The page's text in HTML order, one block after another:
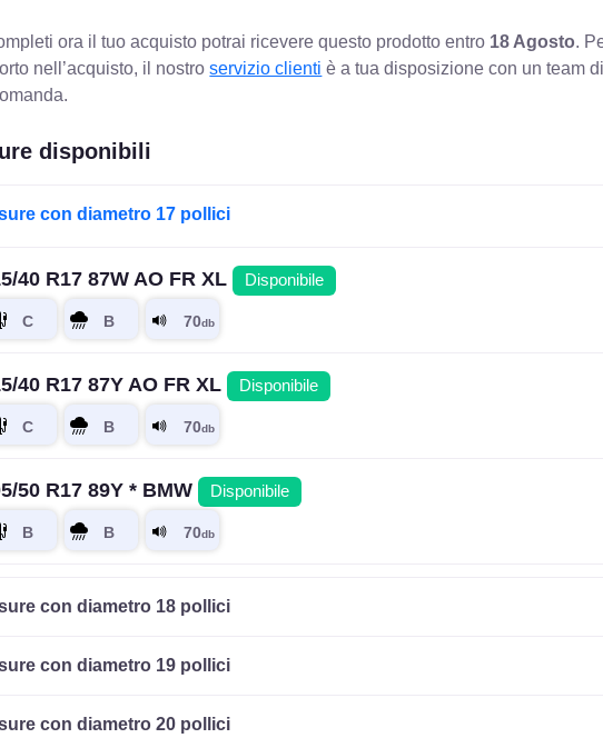
ora il tuo acquisto potrai ricevere questo prodotto entro 18 Agosto.
nell’acquisto, il nostroservizio clienti è a tua disposizione con un team
disponibili
con diametro 17 pollici
40 R17 87W AO FR XL Disponibile
40 R17 87Y AO FR XL Disponibile
50 R17 89Y * BMW Disponibile
50 R17 98W * BMW RunFlat XL
con diametro 18 pollici
con diametro 19 pollici
con diametro 20 pollici